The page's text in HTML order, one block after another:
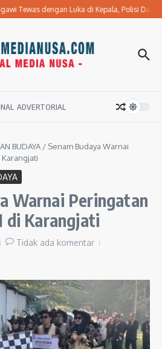
Tewas dengan Luka di Kepala, Polisi
ADVERTORIAL
BUDAYA / Senam Budaya Warnai
Karangjati
Warnai Peringatan
di Karangjati
Tidak ada komentar